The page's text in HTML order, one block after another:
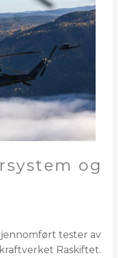
og
tester av
Raskiftet.